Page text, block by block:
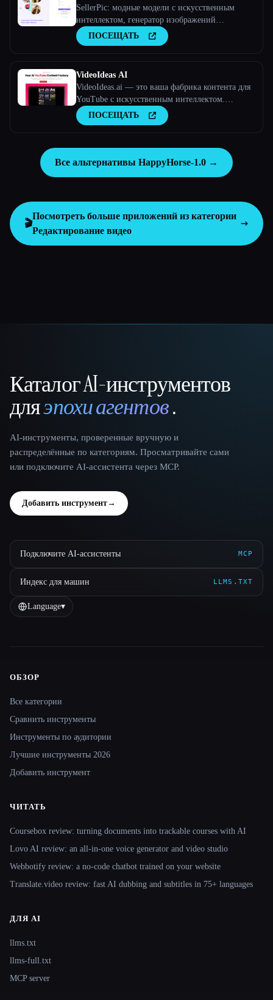
SellerPic: модные модели с искусственным
интеллектом, генератор изображений
продуктов и видео
ПОСЕЩАТЬ
VideoIdeas AI
VideoIdeas.ai — это ваша фабрика контента для
YouTube с искусственным интеллектом.
Создавайте полезные для вирусов сценарии,
свежие идеи для видео и интересный контент за
ПОСЕЩАТЬ
Все альтернативы HappyHorse-1.0 →
🎬
Посмотреть больше приложений из категории
Редактирование видео
That AI Collection
Каталог AI-инструментов
дляэпохи агентов.
AI-инструменты, проверенные вручную и
распределённые по категориям. Просматривайте сами
или подключите AI-ассистента через MCP.
Добавить инструмент→
Подключите AI-ассистенты MCP
Индекс для машин LLMS.TXT
Language▾
Site navigation
ОБЗОР
Все категории
Сравнить инструменты
Инструменты по аудитории
Лучшие инструменты 2026
Добавить инструмент
ЧИТАТЬ
Coursebox review: turning documents into trackable courses with AI
Lovo AI review: an all-in-one voice generator and video studio
Webbotify review: a no-code chatbot trained on your website
Translate.video review: fast AI dubbing and subtitles in 75+ languages
ДЛЯ AI
llms.txt
llms-full.txt
MCP server